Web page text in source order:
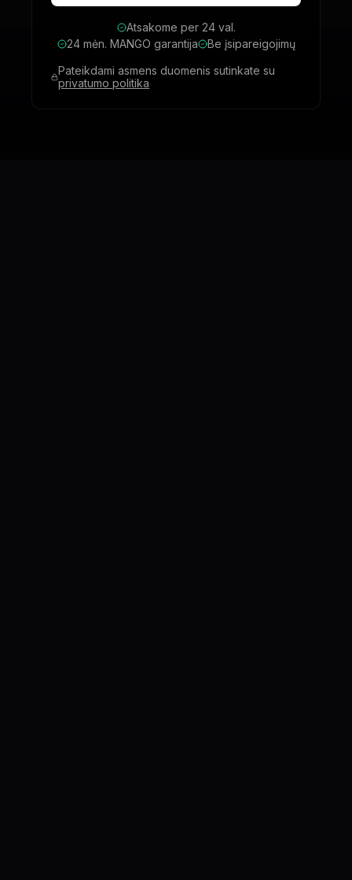
Atsakome per 24 val.
24 mėn. MANGO garantija
Be įsipareigojimų
Pateikdami asmens duomenis sutinkate su
privatumo politika